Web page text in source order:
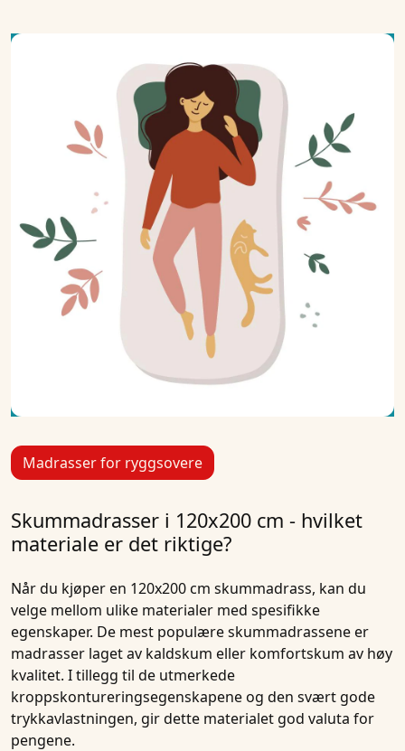
Madrasser for ryggsovere
Skummadrasser i 120x200 cm - hvilket
materiale er det riktige?
Når du kjøper en 120x200 cm skummadrass, kan du
velge mellom ulike materialer med spesifikke
egenskaper. De mest populære skummadrassene er
madrasser laget av kaldskum eller komfortskum av høy
kvalitet. I tillegg til de utmerkede
kroppskontureringsegenskapene og den svært gode
trykkavlastningen, gir dette materialet god valuta for
pengene.